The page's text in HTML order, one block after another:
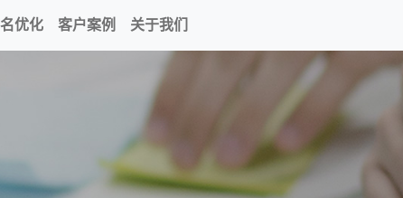
优化 客户案例 关于我们